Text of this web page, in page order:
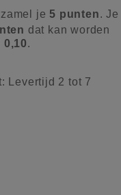
je5 punten. Je
dat kan worden
0,10.
Levertijd 2 tot 7